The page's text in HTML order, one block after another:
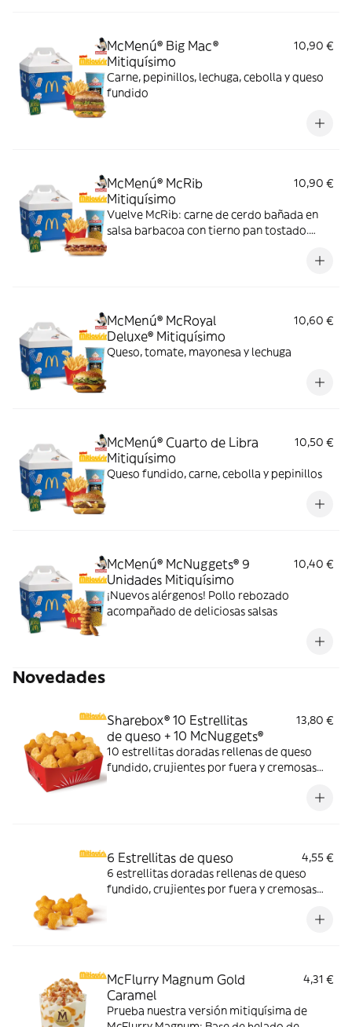
McMenú® Big Mac®
Mitiquísimo
10,90 €
Carne, pepinillos, lechuga, cebolla y queso
fundido
McMenú® McRib
Mitiquísimo
10,90 €
Vuelve McRib: carne de cerdo bañada en
salsa barbacoa con tierno pan tostado.
McMenú® McRoyal
Deluxe® Mitiquísimo
10,60 €
Queso, tomate, mayonesa y lechuga
McMenú® Cuarto de Libra
Mitiquísimo
10,50 €
Queso fundido, carne, cebolla y pepinillos
McMenú® McNuggets® 9
Unidades Mitiquísimo
10,40 €
¡Nuevos alérgenos! Pollo rebozado
acompañado de deliciosas salsas
Novedades
Sharebox® 10 Estrellitas
de queso + 10 McNuggets®
13,80 €
10 estrellitas doradas rellenas de queso
fundido, crujientes por fuera y cremosas
6 Estrellitas de queso
4,55 €
6 estrellitas doradas rellenas de queso
fundido, crujientes por fuera y cremosas
McFlurry Magnum Gold
Caramel
4,31 €
Prueba nuestra versión mitiquísima de